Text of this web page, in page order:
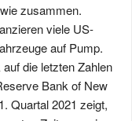
zusammen.
viele US-
auf Pump.
die letzten Zahlen
Bank of New
Quartal 2021 zeigt,